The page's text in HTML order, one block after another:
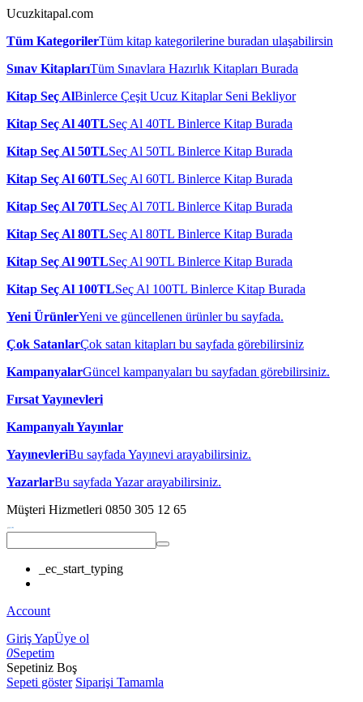
Ucuzkitapal.com
Tüm KategorilerTüm kitap kategorilerine buradan ulaşabilirsin
Sınav KitaplarıTüm Sınavlara Hazırlık Kitapları Burada
Kitap Seç AlBinlerce Çeşit Ucuz Kitaplar Seni Bekliyor
Kitap Seç Al 40TLSeç Al 40TL Binlerce Kitap Burada
Kitap Seç Al 50TLSeç Al 50TL Binlerce Kitap Burada
Kitap Seç Al 60TLSeç Al 60TL Binlerce Kitap Burada
Kitap Seç Al 70TLSeç Al 70TL Binlerce Kitap Burada
Kitap Seç Al 80TLSeç Al 80TL Binlerce Kitap Burada
Kitap Seç Al 90TLSeç Al 90TL Binlerce Kitap Burada
Kitap Seç Al 100TLSeç Al 100TL Binlerce Kitap Burada
Yeni ÜrünlerYeni ve güncellenen ürünler bu sayfada.
Çok SatanlarÇok satan kitapları bu sayfada görebilirsiniz
KampanyalarGüncel kampanyaları bu sayfadan görebilirsiniz.
Fırsat Yayınevleri
Kampanyalı Yayınlar
YayınevleriBu sayfada Yayınevi arayabilirsiniz.
YazarlarBu sayfada Yazar arayabilirsiniz.
Müşteri Hizmetleri 0850 305 12 65
_ec_start_typing
Account
Giriş YapÜye ol
0Sepetim
Sepetiniz Boş
Sepeti göster Siparişi Tamamla